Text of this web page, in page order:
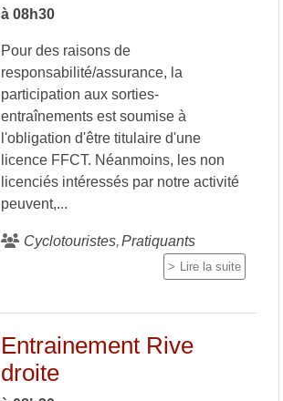
à 08h30
Pour des raisons de
responsabilité/assurance, la
participation aux sorties-
entraînements est soumise à
l'obligation d'être titulaire d'une
licence FFCT. Néanmoins, les non
licenciés intéressés par notre activité
peuvent,...
Cyclotouristes Pratiquants
Lire la suite
Entrainement Rive
droite